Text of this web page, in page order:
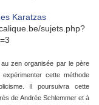
sujets.php?
zen organisée par le père
cette méthode
Il poursuivra cette
de Andrée Schlemmer et à